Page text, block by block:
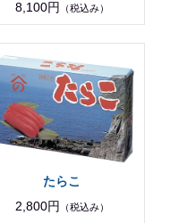
8,100円
（税込み）
たらこ
2,800円
（税込み）